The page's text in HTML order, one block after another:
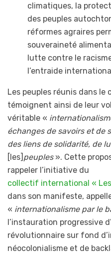
climatiques, la
des peuples
réformes agraires
souveraineté
lutte contre le
l’entraide
Les peuples réunis dans
témoignent ainsi de leur
véritable «
échanges de savoirs et de
des liens de solidarité, de
[les] peuples». Cette
rappeler l’initiative du
collectif international «
dans son manifeste,
« internationalisme par le
l’instauration progressive
révolutionnaire sur fond
néocolonialisme et de